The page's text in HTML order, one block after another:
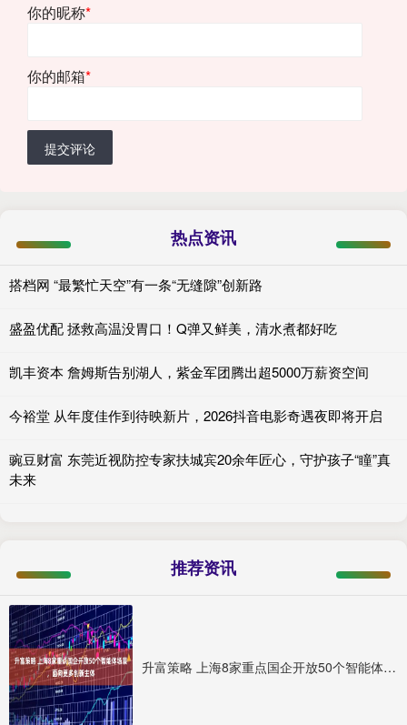
你的昵称*
你的邮箱*
提交评论
热点资讯
搭档网 “最繁忙天空”有一条“无缝隙”创新路
盛盈优配 拯救高温没胃口！Q弹又鲜美，清水煮都好吃
凯丰资本 詹姆斯告别湖人，紫金军团腾出超5000万薪资空间
今裕堂 从年度佳作到待映新片，2026抖音电影奇遇夜即将开启
豌豆财富 东莞近视防控专家扶城宾20余年匠心，守护孩子“瞳”真
未来
推荐资讯
升富策略 上海8家重点国企开放50个智能体场景，面向更多创新主体